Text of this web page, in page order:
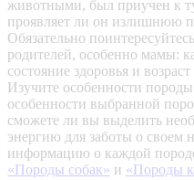
животными, был приучен к
проявляет ли он излишнюю
Обязательно
родителей, особенно мамы:
состояние здоровья и возраст
Изучите особенности породы
особенности выбранной
сможете ли вы выделить
энергию для заботы о
информацию о каждой
«Породы собак» и «Породы